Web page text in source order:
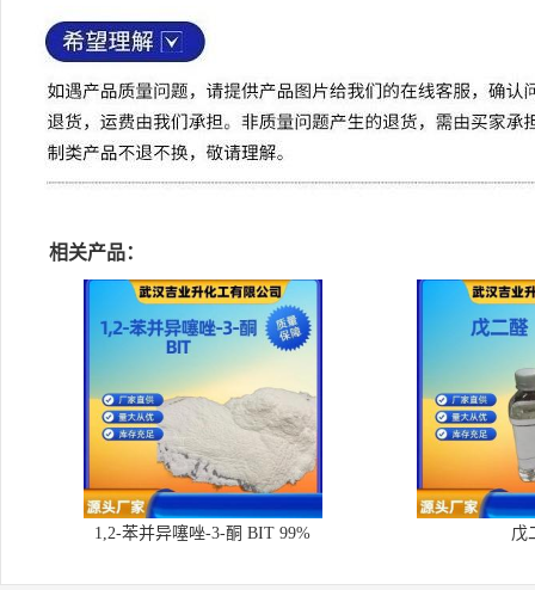
相关产品：
1,2-苯并异噻唑-3-酮 BIT 99% 戊